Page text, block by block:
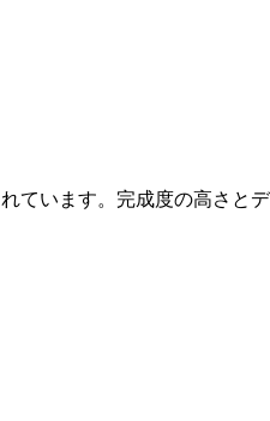
ています。完成度の高さと